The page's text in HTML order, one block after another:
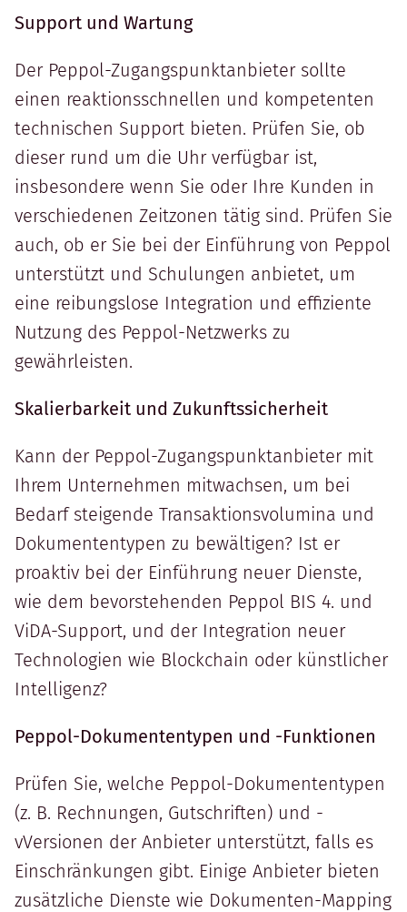
Support und Wartung
Der Peppol-Zugangspunktanbieter sollte
einen reaktionsschnellen und kompetenten
technischen Support bieten. Prüfen Sie, ob
dieser rund um die Uhr verfügbar ist,
insbesondere wenn Sie oder Ihre Kunden in
verschiedenen Zeitzonen tätig sind. Prüfen Sie
auch, ob er Sie bei der Einführung von Peppol
unterstützt und Schulungen anbietet, um
eine reibungslose Integration und effiziente
Nutzung des Peppol-Netzwerks zu
gewährleisten.
Skalierbarkeit und Zukunftssicherheit
Kann der Peppol-Zugangspunktanbieter mit
Ihrem Unternehmen mitwachsen, um bei
Bedarf steigende Transaktionsvolumina und
Dokumententypen zu bewältigen? Ist er
proaktiv bei der Einführung neuer Dienste,
wie dem bevorstehenden Peppol BIS 4. und
ViDA-Support, und der Integration neuer
Technologien wie Blockchain oder künstlicher
Intelligenz?
Peppol-Dokumententypen und -Funktionen
Prüfen Sie, welche Peppol-Dokumententypen
(z. B. Rechnungen, Gutschriften) und -
vVersionen der Anbieter unterstützt, falls es
Einschränkungen gibt. Einige Anbieter bieten
zusätzliche Dienste wie Dokumenten-Mapping